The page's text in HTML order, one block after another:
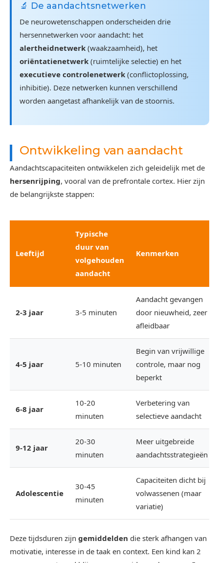
🔬 De aandachtsnetwerken
De neurowetenschappen onderscheiden drie
hersennetwerken voor aandacht: het
alertheidnetwerk (waakzaamheid), het
oriëntatienetwerk (ruimtelijke selectie) en het
executieve controlenetwerk (conflictoplossing,
inhibitie). Deze netwerken kunnen verschillend
worden aangetast afhankelijk van de stoornis.
Ontwikkeling van aandacht
Aandachtscapaciteiten ontwikkelen zich geleidelijk met de
hersenrijping, vooral van de prefrontale cortex. Hier zijn
de belangrijkste stappen:
Leeftijd
Typische
duur van
volgehouden
aandacht
Kenmerken
2-3 jaar 3-5 minuten
Aandacht gevangen
door nieuwheid, zeer
afleidbaar
4-5 jaar 5-10 minuten
Begin van vrijwillige
controle, maar nog
beperkt
6-8 jaar
10-20
minuten
Verbetering van
selectieve aandacht
9-12 jaar
20-30
minuten
Meer uitgebreide
aandachtsstrategieën
Adolescentie
30-45
minuten
Capaciteiten dicht bij
volwassenen (maar
variatie)
Deze tijdsduren zijn gemiddelden die sterk afhangen van
motivatie, interesse in de taak en context. Een kind kan 2